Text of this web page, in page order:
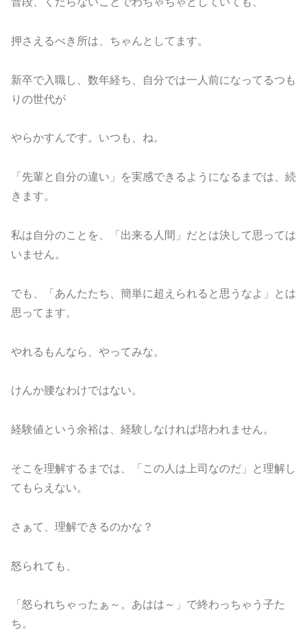
押さえるべき所は、ちゃんとしてます。
新卒で入職し、数年経ち、自分では一人前になってるつも
りの世代が
やらかすんです。いつも、ね。
「先輩と自分の違い」を実感できるようになるまでは、続
きます。
私は自分のことを、「出来る人間」だとは決して思っては
いません。
でも、「あんたたち、簡単に超えられると思うなよ」とは
思ってます。
やれるもんなら、やってみな。
けんか腰なわけではない。
経験値という余裕は、経験しなければ培われません。
そこを理解するまでは、「この人は上司なのだ」と理解し
てもらえない。
さぁて、理解できるのかな？
怒られても、
「怒られちゃったぁ～。あはは～」で終わっちゃう子た
ち。